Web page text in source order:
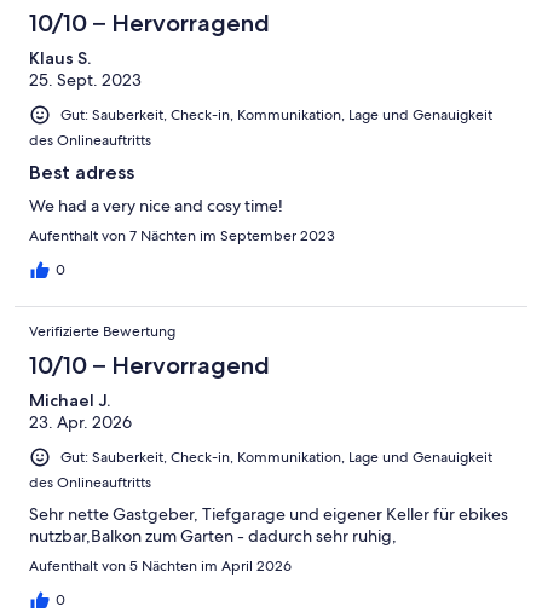
10/10 – Hervorragend
Klaus S.
25. Sept. 2023
Gut: Sauberkeit, Check-in, Kommunikation, Lage und Genauigkeit
des Onlineauftritts
Best adress
We had a very nice and cosy time!
Aufenthalt von 7 Nächten im September 2023
0
Verifizierte Bewertung
10/10 – Hervorragend
Michael J.
23. Apr. 2026
Gut: Sauberkeit, Check-in, Kommunikation, Lage und Genauigkeit
des Onlineauftritts
Sehr nette Gastgeber, Tiefgarage und eigener Keller für ebikes
nutzbar,Balkon zum Garten - dadurch sehr ruhig,
Aufenthalt von 5 Nächten im April 2026
0